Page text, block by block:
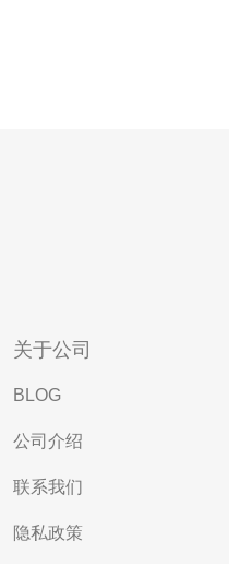
关于公司
BLOG
公司介绍
联系我们
隐私政策